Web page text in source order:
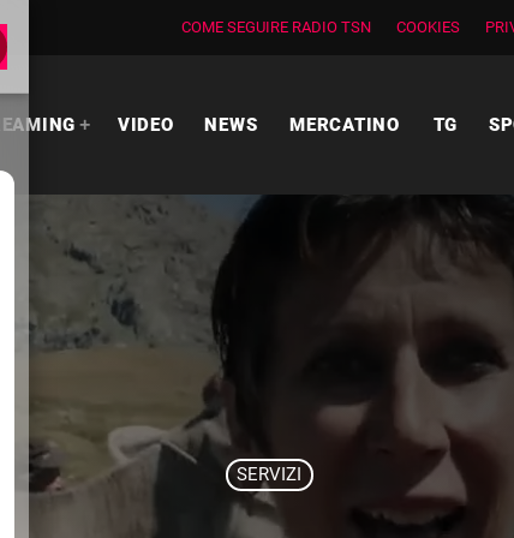
COME SEGUIRE RADIO TSN COOKIES
VIDEO NEWS MERCATINO TG
SERVIZI